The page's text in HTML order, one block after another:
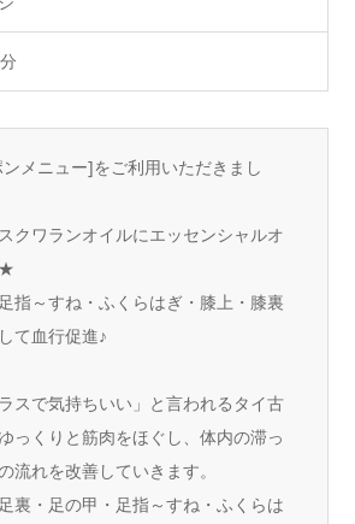
メニュー]をご利用いただきまし
クワランオイルにエッセンシャルオ
指～すね・ふくらはぎ・膝上・膝裏
て血行促進♪
スで気持ちいい」と言われるタイ古
っくりと筋肉をほぐし、体内の滞っ
流れを改善していきます。
裏・足の甲・足指～すね・ふくらは